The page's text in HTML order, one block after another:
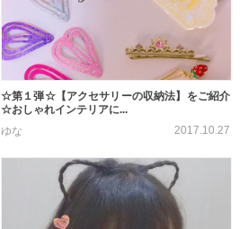
☆第１弾☆【アクセサリーの収納法】をご紹介
☆おしゃれインテリアに...
ゆな
2017.10.27